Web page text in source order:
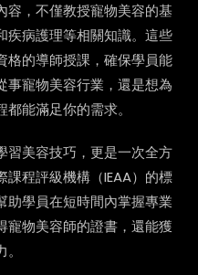
容，不僅教授寵物美容的基
疾病護理等相關知識。這些
格的導師授課，確保學員能
事寵物美容行業，還是想為
能滿足你的需求。
習美容技巧，更是一次全方
程評級機構（IEAA）的標
助學員在短時間內掌握專業
寵物美容師的證書，還能獲